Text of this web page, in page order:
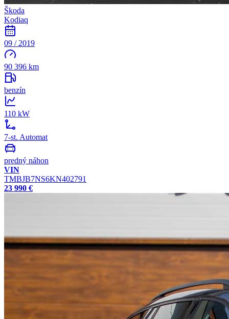
Škoda
Kodiaq
09 / 2019
90 396 km
benzín
110 kW
7-st. Automat
predný náhon
VIN
TMBJB7NS6KN402791
23 990 €